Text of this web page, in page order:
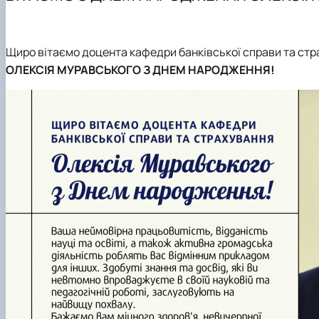
Навчально-наукова лабораторія «Музей грошей,
Офіційні документи
Положення про кафедру
Вимоги до оформлення магістерських робіт
Скринька довіри
Щиро вітаємо доцента кафедри банківської справи та
ОЛЕКСІЯ МУРАВСЬКОГО З ДНЕМ НАРОДЖЕННЯ!